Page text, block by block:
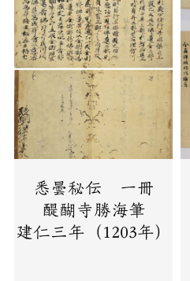
悉曇秘伝 一冊
醍醐寺勝海筆
建仁三年（1203年）